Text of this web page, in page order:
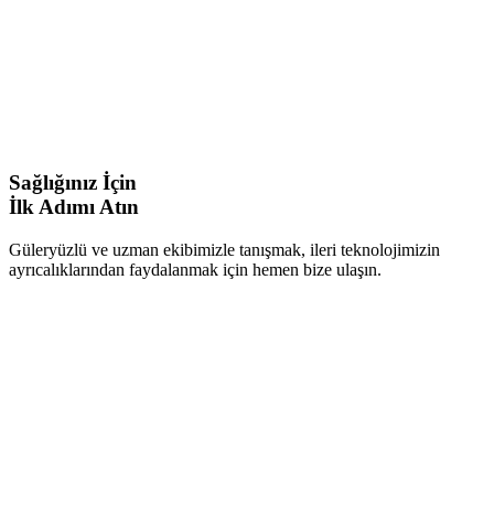
Sağlığınız İçin
İlk Adımı Atın
Güleryüzlü ve uzman ekibimizle tanışmak, ileri teknolojimizin
ayrıcalıklarından faydalanmak için hemen bize ulaşın.